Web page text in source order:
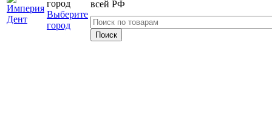
город
Выберите
город
всей РФ